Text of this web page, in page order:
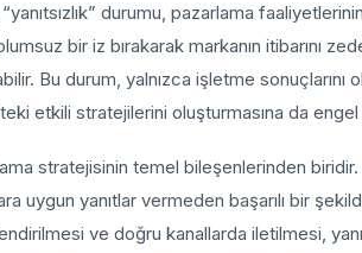
durumu, pazarlama
bir iz bırakarak markanın itibarını
Bu durum, yalnızca işletme sonuçlarını
etkili stratejilerini oluşturmasına da
stratejisinin temel bileşenlerinden
uygun yanıtlar vermeden başarılı bir
ve doğru kanallarda iletilmesi,